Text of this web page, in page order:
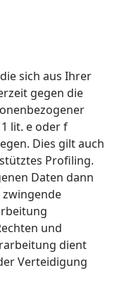
sich aus Ihrer
gegen die
lit. e oder f
Dies gilt auch
Profiling.
Daten dann
zwingende
und
dient
Verteidigung